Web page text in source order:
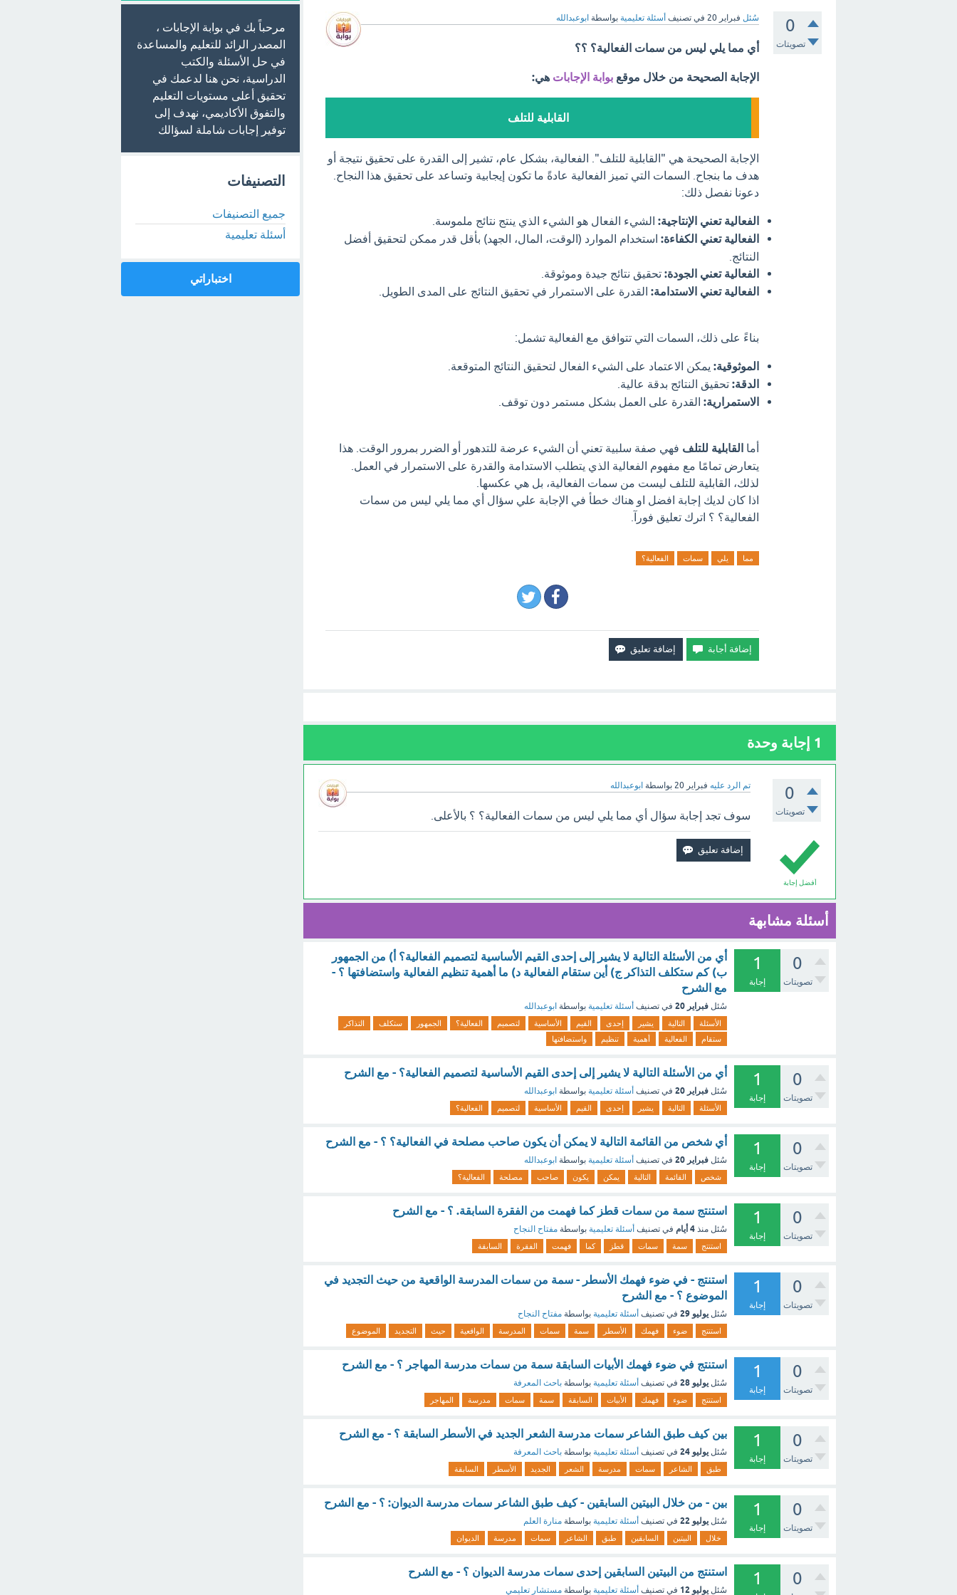
0
تصويتات
سُئل فبراير 20 في تصنيف أسئلة تعليمية بواسطة ابوعبدالله
أي مما يلي ليس من سمات الفعالية؟ ؟؟
الإجابة الصحيحة من خلال موقع بوابة الإجابات هي:
القابلية للتلف
الإجابة الصحيحة هي "القابلية للتلف". الفعالية، بشكل عام، تشير إلى القدرة على تحقيق نتيجة أو
هدف ما بنجاح. السمات التي تميز الفعالية عادةً ما تكون إيجابية وتساعد على تحقيق هذا النجاح.
دعونا نفصل ذلك:
الفعالية تعني الإنتاجية: الشيء الفعال هو الشيء الذي ينتج نتائج ملموسة.
الفعالية تعني الكفاءة: استخدام الموارد (الوقت، المال، الجهد) بأقل قدر ممكن لتحقيق أفضل
النتائج.
الفعالية تعني الجودة: تحقيق نتائج جيدة وموثوقة.
الفعالية تعني الاستدامة: القدرة على الاستمرار في تحقيق النتائج على المدى الطويل.
بناءً على ذلك، السمات التي تتوافق مع الفعالية تشمل:
الموثوقية: يمكن الاعتماد على الشيء الفعال لتحقيق النتائج المتوقعة.
الدقة: تحقيق النتائج بدقة عالية.
الاستمرارية: القدرة على العمل بشكل مستمر دون توقف.
أما القابلية للتلف فهي صفة سلبية تعني أن الشيء عرضة للتدهور أو الضرر بمرور الوقت. هذا
يتعارض تمامًا مع مفهوم الفعالية الذي يتطلب الاستدامة والقدرة على الاستمرار في العمل.
لذلك، القابلية للتلف ليست من سمات الفعالية، بل هي عكسها.
اذا كان لديك إجابة افضل او هناك خطأ في الإجابة علي سؤال أي مما يلي ليس من سمات
الفعالية؟ ؟ اترك تعليق فورآ.
مما يلي سمات الفعالية؟
1 إجابة وحدة
0
تصويتات
تم الرد عليه فبراير 20 بواسطة ابوعبدالله
أفضل إجابة
سوف تجد إجابة سؤال أي مما يلي ليس من سمات الفعالية؟ ؟ بالأعلى.
أسئلة مشابهة
0
تصويتات
1
إجابة
أي من الأسئلة التالية لا يشير إلى إحدى القيم الأساسية لتصميم الفعالية؟ أ) من الجمهور
ب) كم ستكلف التذاكر ج) أين ستقام الفعالية د) ما أهمية تنظيم الفعالية واستضافتها ؟ -
مع الشرح
سُئل فبراير 20 في تصنيف أسئلة تعليمية بواسطة ابوعبدالله
الأسئلة التالية يشير إحدى القيم الأساسية لتصميم الفعالية؟ الجمهور ستكلف
التذاكر
ستقام
الفعالية أهمية تنظيم واستضافتها
0
تصويتات
1
إجابة
أي من الأسئلة التالية لا يشير إلى إحدى القيم الأساسية لتصميم الفعالية؟ - مع الشرح
سُئل فبراير 20 في تصنيف أسئلة تعليمية بواسطة ابوعبدالله
الأسئلة التالية يشير إحدى القيم الأساسية لتصميم الفعالية؟
0
تصويتات
1
إجابة
أي شخص من القائمة التالية لا يمكن أن يكون صاحب مصلحة في الفعالية؟ ؟ - مع الشرح
سُئل فبراير 20 في تصنيف أسئلة تعليمية بواسطة ابوعبدالله
شخص القائمة التالية يمكن يكون صاحب مصلحة الفعالية؟
0
تصويتات
1
إجابة
استنتج سمة من سمات قطز كما فهمت من الفقرة السابقة. ؟ - مع الشرح
سُئل منذ 4 أيام في تصنيف أسئلة تعليمية بواسطة مفتاح النجاح
استنتج سمة سمات قطز كما فهمت الفقرة السابقة
0
تصويتات
1
إجابة
استنتج - في ضوء فهمك الأسطر - سمة من سمات المدرسة الواقعية من حيث التجديد في
الموضوع ؟ - مع الشرح
سُئل يوليو 29 في تصنيف أسئلة تعليمية بواسطة مفتاح النجاح
استنتج ضوء فهمك الأسطر سمة سمات المدرسة الواقعية حيث التجديد الموضوع
0
تصويتات
1
إجابة
استنتج في ضوء فهمك الأبيات السابقة سمة من سمات مدرسة المهاجر ؟ - مع الشرح
سُئل يوليو 28 في تصنيف أسئلة تعليمية بواسطة باحث المعرفة
استنتج ضوء فهمك الأبيات السابقة سمة سمات مدرسة المهاجر
0
تصويتات
1
إجابة
بين كيف طبق الشاعر سمات مدرسة الشعر الجديد في الأسطر السابقة ؟ - مع الشرح
سُئل يوليو 24 في تصنيف أسئلة تعليمية بواسطة باحث المعرفة
طبق الشاعر سمات مدرسة الشعر الجديد الأسطر السابقة
0
تصويتات
1
إجابة
بين - من خلال البيتين السابقين - كيف طبق الشاعر سمات مدرسة الديوان: ؟ - مع الشرح
سُئل يوليو 22 في تصنيف أسئلة تعليمية بواسطة منارة العلم
خلال البيتين السابقين طبق الشاعر سمات مدرسة الديوان
0
1 استنتج من البيتين السابقين إحدى سمات مدرسة الديوان ؟ - مع الشرح
سُئل يوليو 12 في تصنيف أسئلة تعليمية بواسطة مستشار تعليمي
مرحباً بك في بوابة الإجابات ،
المصدر الرائد للتعليم والمساعدة
في حل الأسئلة والكتب
الدراسية، نحن هنا لدعمك في
تحقيق أعلى مستويات التعليم
والتفوق الأكاديمي، نهدف إلى
توفير إجابات شاملة لسؤالك
التصنيفات
جميع التصنيفات
أسئلة تعليمية
اختباراتي